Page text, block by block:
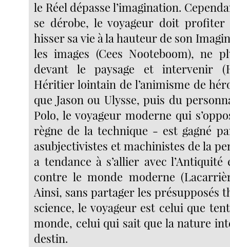
le Réel dépasse l’imagination.
se dérobe, le voyageur doit profiter
hisser sa vie à la hauteur de son
les images (Cees Nooteboom), ne
devant le paysage et intervenir
Héritier lointain de l’animisme de
que Jason ou Ulysse, puis du
Polo, le voyageur moderne qui
règne de la technique - est gagné
asubjectivistes et machinistes de la
a tendance à s’allier avec
contre le monde moderne
Ainsi, sans partager les présupposés
science, le voyageur est celui que
monde, celui qui sait que la nature
destin.